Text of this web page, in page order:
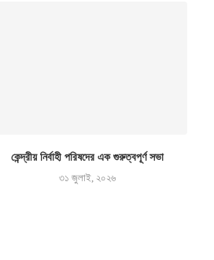
কেন্দ্রীয় নির্বাহী পরিষদের এক গুরুত্বপূর্ণ সভা
৩১ জুলাই, ২০২৬